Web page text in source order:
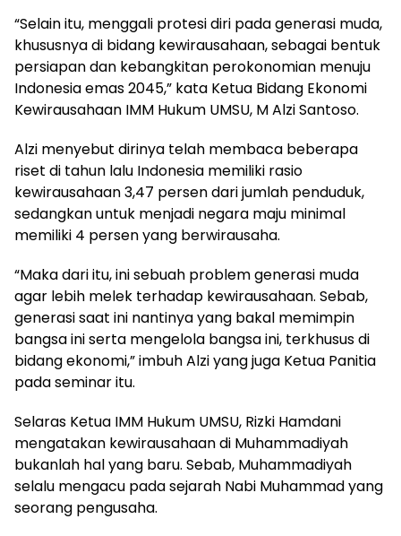
“Selain itu, menggali protesi diri pada generasi muda,
khususnya di bidang kewirausahaan, sebagai bentuk
persiapan dan kebangkitan perokonomian menuju
Indonesia emas 2045,” kata Ketua Bidang Ekonomi
Kewirausahaan IMM Hukum UMSU, M Alzi Santoso.
Alzi menyebut dirinya telah membaca beberapa
riset di tahun lalu Indonesia memiliki rasio
kewirausahaan 3,47 persen dari jumlah penduduk,
sedangkan untuk menjadi negara maju minimal
memiliki 4 persen yang berwirausaha.
“Maka dari itu, ini sebuah problem generasi muda
agar lebih melek terhadap kewirausahaan. Sebab,
generasi saat ini nantinya yang bakal memimpin
bangsa ini serta mengelola bangsa ini, terkhusus di
bidang ekonomi,” imbuh Alzi yang juga Ketua Panitia
pada seminar itu.
Selaras Ketua IMM Hukum UMSU, Rizki Hamdani
mengatakan kewirausahaan di Muhammadiyah
bukanlah hal yang baru. Sebab, Muhammadiyah
selalu mengacu pada sejarah Nabi Muhammad yang
seorang pengusaha.